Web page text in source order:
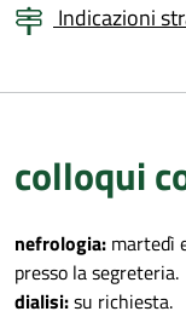
Indicazioni
colloqui
nefrologia: martedì
presso la segreteria.
dialisi:su richiesta.